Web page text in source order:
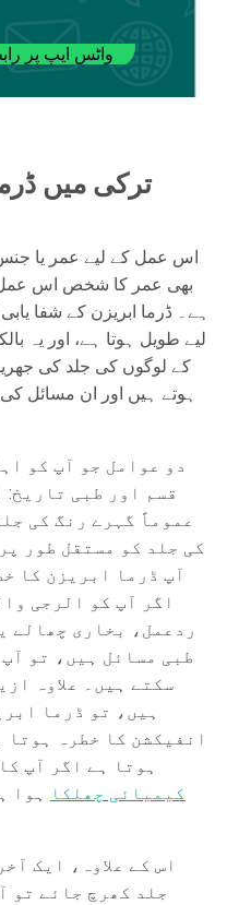
واٹس ایپ پر
ترکی میں
اس عمل کے لیے عمر یا
بھی عمر کا شخص اس عمل
ہے۔ ڈرما ابریزن کے شفا
لیے طویل ہوتا ہے، اور یہ
کے لوگوں کی جلد کی
ہوتے ہیں اور ان مسائل
دو عوامل جو آپ کو
قسم اور طبی تاریخ:
عموماً گہرے رنگ کی
کی جلد کو مستقل طور
آپ ڈرما ابریزن کا
اگر آپ کو الرجی
ردعمل، بخاری چھالے
طبی مسائل ہیں، تو
سکتے ہیں۔ علاوہ
ہیں، تو ڈرما
انفیکشن کا خطرہ
ہوتا ہے اگر آپ
کیمیائی چھلکا
ہوا
اس کے علاوہ، ایک
جلد کھرچ جائے تو